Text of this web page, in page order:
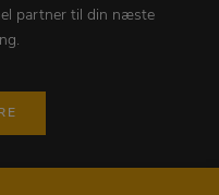
partner til din næste